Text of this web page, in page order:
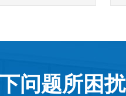
问题所困扰